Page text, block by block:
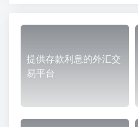
提供存款利息的外汇交
易平台